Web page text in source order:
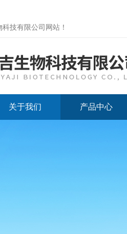
科技有限公司网站 ！
关于我们 产品中心